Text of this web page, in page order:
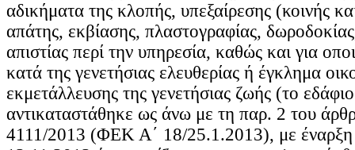
αδικήματα της κλοπής, υπεξαίρεσης (κοινής
απάτης, εκβίασης, πλαστογραφίας,
απιστίας περί την υπηρεσία, καθώς και για
κατά της γενετήσιας ελευθερίας ή έγκλημα
εκμετάλλευσης της γενετήσιας ζωής (το
αντικαταστάθηκε ως άνω με τη παρ. 2 του
4111/2013 (ΦΕΚ Α΄ 18/25.1.2013), με έναρξη